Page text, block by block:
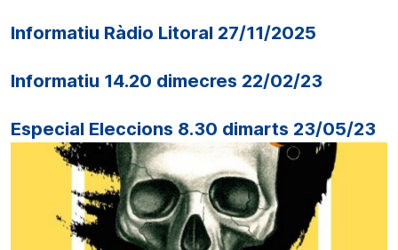
Informatiu Ràdio Litoral 27/11/2025
Informatiu 14.20 dimecres 22/02/23
Especial Eleccions 8.30 dimarts 23/05/23